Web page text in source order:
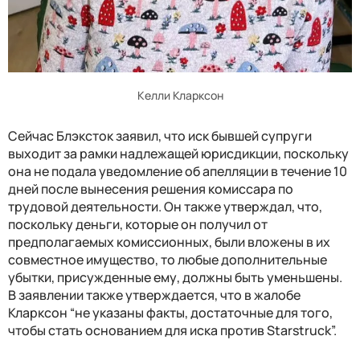
Келли Кларксон
Сейчас Блэксток заявил, что иск бывшей супруги
выходит за рамки надлежащей юрисдикции, поскольку
она не подала уведомление об апелляции в течение 10
дней после вынесения решения комиссара по
трудовой деятельности. Он также утверждал, что,
поскольку деньги, которые он получил от
предполагаемых комиссионных, были вложены в их
совместное имущество, то любые дополнительные
убытки, присужденные ему, должны быть уменьшены.
В заявлении также утверждается, что в жалобе
Кларксон “не указаны факты, достаточные для того,
чтобы стать основанием для иска против Starstruck”.